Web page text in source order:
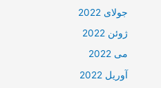
جولای 2022
ژوئن 2022
می 2022
آوریل 2022